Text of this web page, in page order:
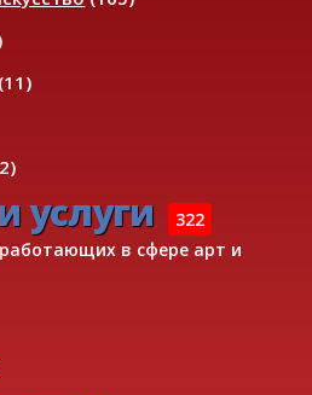
(11)
услуги
322
в сфере арт и